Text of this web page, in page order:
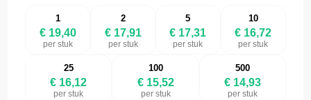
1
€ 19,40
per stuk
2
€ 17,91
per stuk
5
€ 17,31
per stuk
10
€ 16,72
per stuk
25
€ 16,12
per stuk
100
€ 15,52
per stuk
500
€ 14,93
per stuk